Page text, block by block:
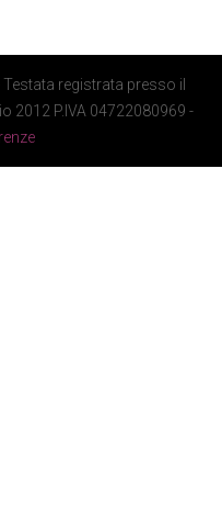
registrata presso il
2012 P.IVA 04722080969 -